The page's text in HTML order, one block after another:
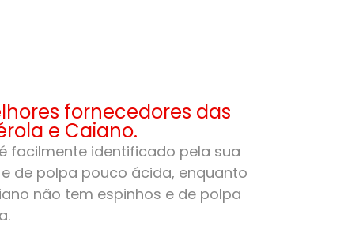
fornecedores das
e Caiano.
facilmente identificado pela sua
de polpa pouco ácida, enquanto
não tem espinhos e de polpa